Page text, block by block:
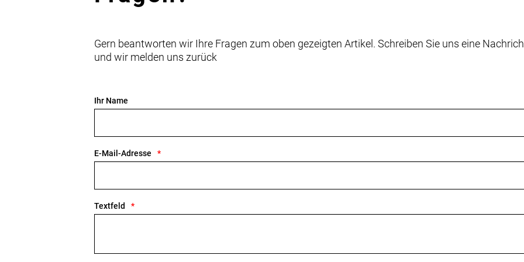
Gern beantworten wir Ihre Fragen zum oben gezeigten Artikel. Schreiben Sie uns eine
und wir melden uns zurück
Ihr Name
E-Mail-Adresse
Textfeld